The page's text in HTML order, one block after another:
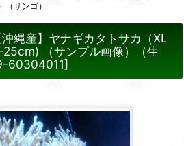
サンゴ）
沖縄産】ヤナギカタトサカ（XL
（サンプル画像）（生
60304011]